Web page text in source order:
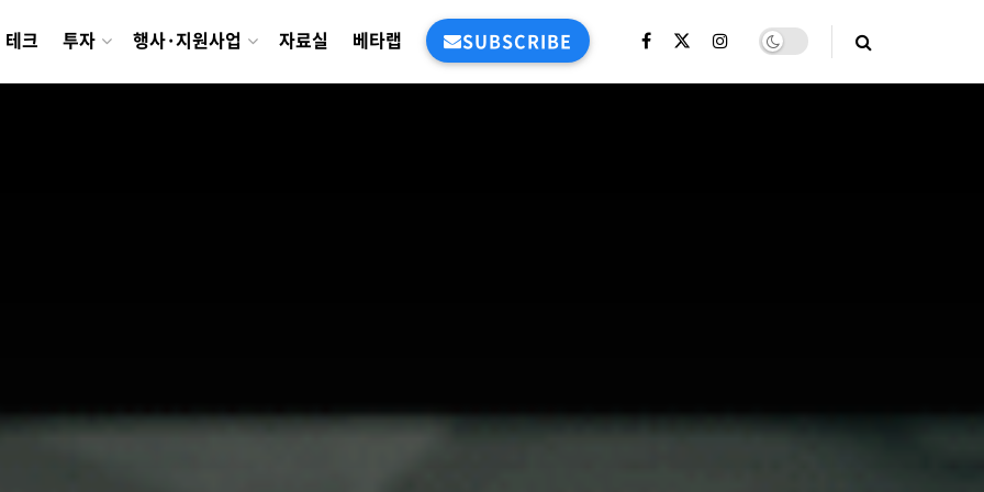
테크 투자 행사·지원사업 자료실 베타랩 SUBSCRIBE